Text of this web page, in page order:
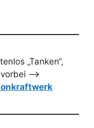
„Tanken“,
–>